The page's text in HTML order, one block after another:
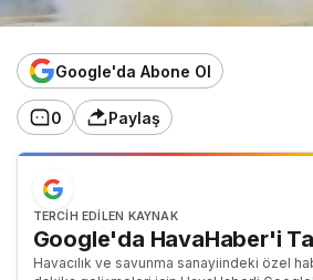
Google'da Abone Ol
0 Paylaş
TERCIH EDILEN KAYNAK
Google'da HavaHaber'i
Havacılık ve savunma sanayiindeki özel